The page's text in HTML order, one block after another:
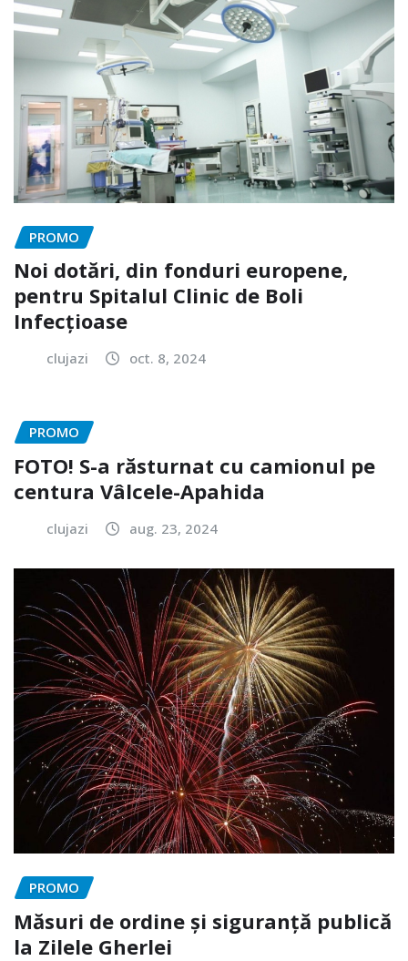
PROMO
Noi dotări, din fonduri europene,
pentru Spitalul Clinic de Boli
Infecțioase
clujazi oct. 8, 2024
PROMO
FOTO! S-a răsturnat cu camionul pe
centura Vâlcele-Apahida
clujazi aug. 23, 2024
PROMO
Măsuri de ordine și siguranță publică
la Zilele Gherlei